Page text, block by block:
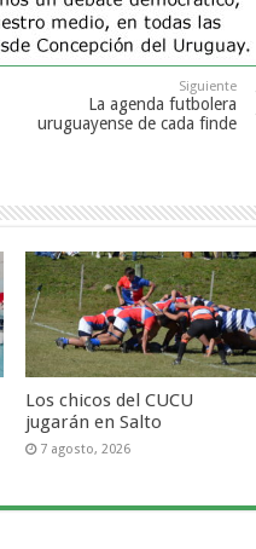
Siguiente
La agenda futbolera
uruguayense de cada finde
Los chicos del CUCU
jugarán en Salto
7 agosto, 2026